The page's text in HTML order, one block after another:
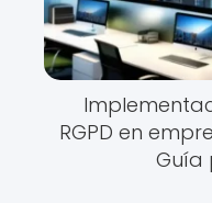
RGPD en
Guía